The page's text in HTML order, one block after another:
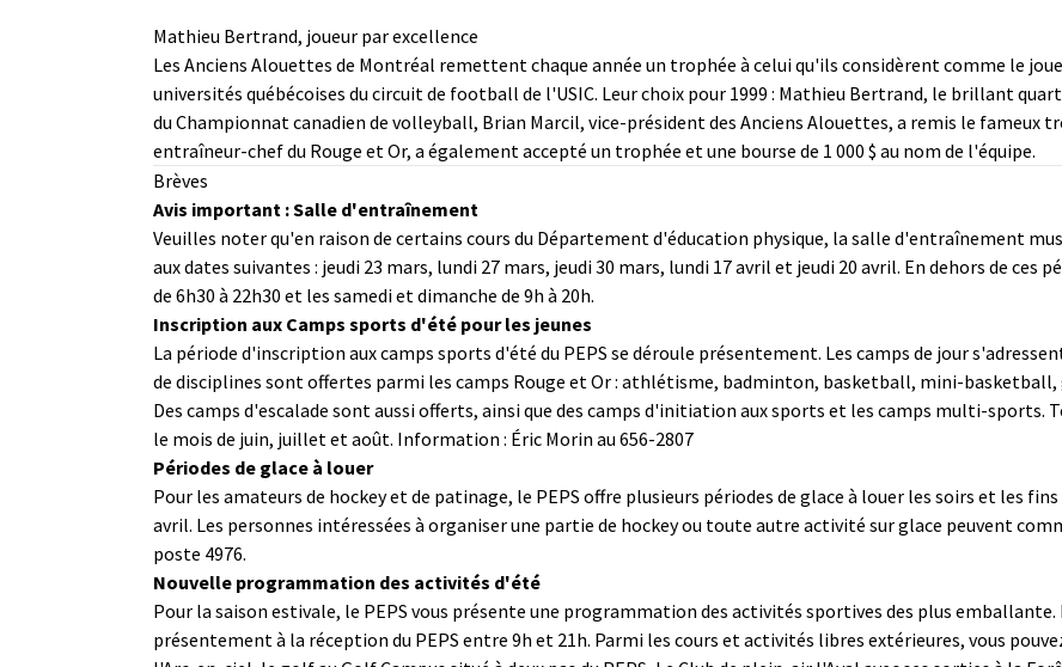
Mathieu Bertrand, joueur par excellence
Les Anciens Alouettes de Montréal remettent chaque année un trophée à celui qu'ils considèrent comme le
universités québécoises du circuit de football de l'USIC. Leur choix pour 1999 : Mathieu Bertrand, le brillant
du Championnat canadien de volleyball, Brian Marcil, vice-président des Anciens Alouettes, a remis le fameux
entraîneur-chef du Rouge et Or, a également accepté un trophée et une bourse de 1 000 $ au nom de l'équipe.
Brèves
Avis important : Salle d'entraînement
Veuilles noter qu'en raison de certains cours du Département d'éducation physique, la salle d'entraînement
aux dates suivantes : jeudi 23 mars, lundi 27 mars, jeudi 30 mars, lundi 17 avril et jeudi 20 avril. En dehors de ces
de 6h30 à 22h30 et les samedi et dimanche de 9h à 20h.
Inscription aux Camps sports d'été pour les jeunes
La période d'inscription aux camps sports d'été du PEPS se déroule présentement. Les camps de jour
de disciplines sont offertes parmi les camps Rouge et Or : athlétisme, badminton, basketball, mini-
Des camps d'escalade sont aussi offerts, ainsi que des camps d'initiation aux sports et les camps multi-sports.
le mois de juin, juillet et août. Information : Éric Morin au 656-2807
Périodes de glace à louer
Pour les amateurs de hockey et de patinage, le PEPS offre plusieurs périodes de glace à louer les soirs et les
avril. Les personnes intéressées à organiser une partie de hockey ou toute autre activité sur glace peuvent
poste 4976.
Nouvelle programmation des activités d'été
Pour la saison estivale, le PEPS vous présente une programmation des activités sportives des plus
présentement à la réception du PEPS entre 9h et 21h. Parmi les cours et activités libres extérieures, vous